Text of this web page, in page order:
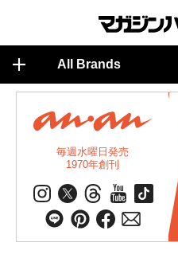
All Brands
毎週水曜日発売
1970年創刊